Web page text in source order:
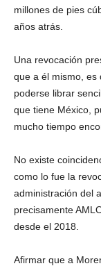
millones de pies
años atrás.
Una revocación
que a él mismo, es
poderse librar
que tiene México,
mucho tiempo
No existe
como lo fue la
administración del
precisamente
desde el 2018.
Afirmar que a